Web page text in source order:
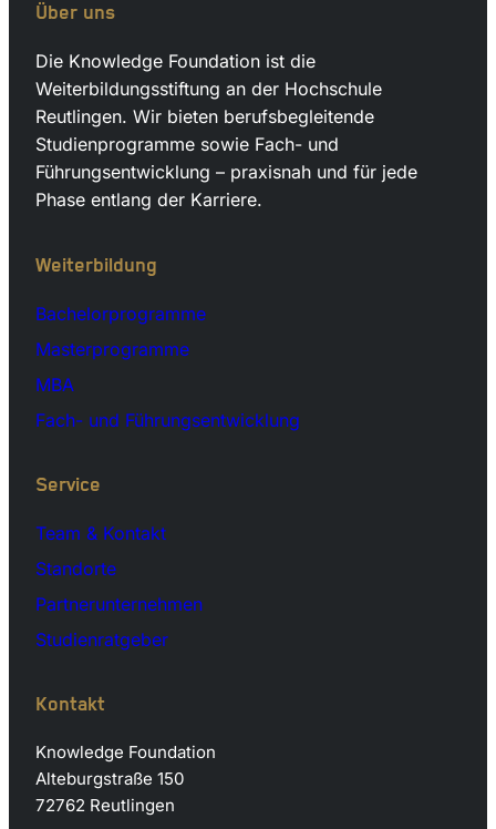
Über uns
Die Knowledge Foundation ist die
Weiterbildungsstiftung an der Hochschule
Reutlingen. Wir bieten berufsbegleitende
Studienprogramme sowie Fach- und
Führungsentwicklung – praxisnah und für jede
Phase entlang der Karriere.
Weiterbildung
Bachelorprogramme
Masterprogramme
MBA
Fach- und Führungsentwicklung
Service
Team & Kontakt
Standorte
Partnerunternehmen
Studienratgeber
Kontakt
Knowledge Foundation
Alteburgstraße 150
72762 Reutlingen